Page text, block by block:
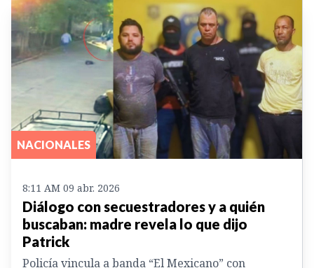
NACIONALES
8:11 AM 09 abr. 2026
Diálogo con secuestradores y a quién
buscaban: madre revela lo que dijo
Patrick
Policía vincula a banda “El Mexicano” con